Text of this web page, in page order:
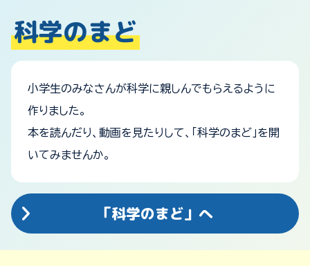
科学のまど
小学生のみなさんが科学に親しんでもらえるように
作りました。
本を読んだり、動画を見たりして、「科学のまど」を開
いてみませんか。
「科学のまど」へ